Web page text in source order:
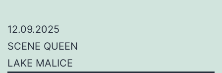
12.09.2025
SCENE QUEEN
LAKE MALICE